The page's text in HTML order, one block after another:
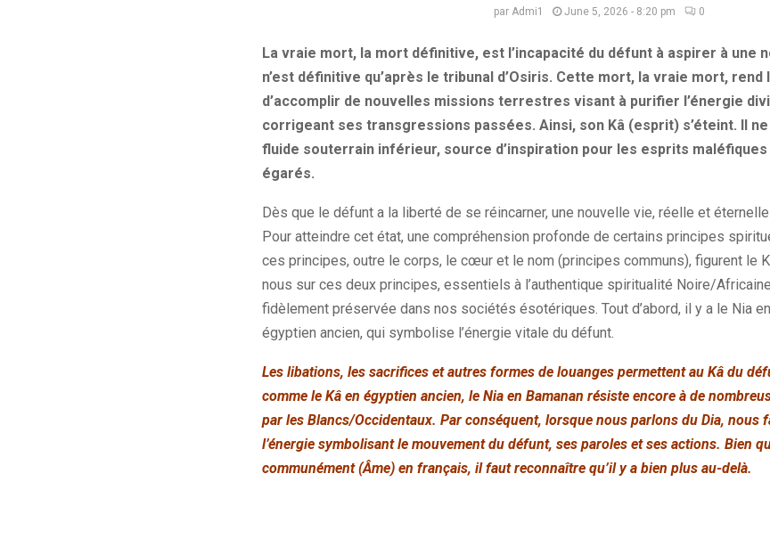
par Admi1 June 5, 2026 - 8:20 pm 0
La vraie mort, la mort définitive, est l’incapacité du défunt à aspirer à une
n’est définitive qu’après le tribunal d’Osiris. Cette mort, la vraie mort, rend
d’accomplir de nouvelles missions terrestres visant à purifier l’énergie
corrigeant ses transgressions passées. Ainsi, son Kâ (esprit) s’éteint. Il
fluide souterrain inférieur, source d’inspiration pour les esprits
égarés.
Dès que le défunt a la liberté de se réincarner, une nouvelle vie, réelle et
Pour atteindre cet état, une compréhension profonde de certains principes
ces principes, outre le corps, le cœur et le nom (principes communs), figurent le
nous sur ces deux principes, essentiels à l’authentique spiritualité Noire/
fidèlement préservée dans nos sociétés ésotériques. Tout d’abord, il y a le Nia
égyptien ancien, qui symbolise l’énergie vitale du défunt.
Les libations, les sacrifices et autres formes de louanges permettent au Kâ du
comme le Kâ en égyptien ancien, le Nia en Bamanan résiste encore à de
par les Blancs/Occidentaux. Par conséquent, lorsque nous parlons du Dia, nous
l’énergie symbolisant le mouvement du défunt, ses paroles et ses actions. Bien
communément (Âme) en français, il faut reconnaître qu’il y a bien plus au-delà.